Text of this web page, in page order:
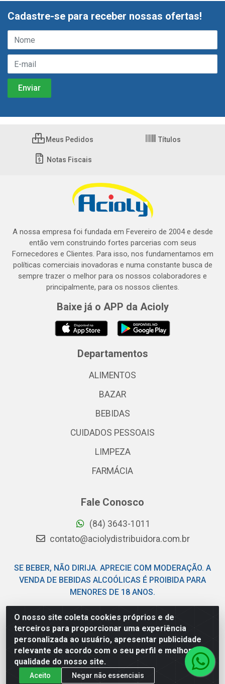
O nosso site coleta cookies próprios e de
terceiros para proporcionar uma experiência
personalizada ao usuário, apresentar publicidade
relevante de acordo com o seu perfil e melhorar a
qualidade do nosso site.
Aceito Negar não essenciais
Cadastre-se para receber nossas ofertas!
Meus Pedidos Títulos
Notas Fiscais
A nossa empresa foi fundada em Fevereiro de 2004 e desde
então vem construindo fortes parcerias com seus
Fornecedores e Clientes. Para isso, nos fundamentamos em
políticas comerciais inovadoras e numa constante busca de
sempre trazer o melhor para os nossos colaboradores e
principalmente, para os nossos clientes.
Baixe já o APP da Acioly
Departamentos
ALIMENTOS
BAZAR
BEBIDAS
CUIDADOS PESSOAIS
LIMPEZA
FARMÁCIA
Fale Conosco
(84) 3643-1011
contato@aciolydistribuidora.com.br
SE BEBER, NÃO DIRIJA. APRECIE COM MODERAÇÃO. A
VENDA DE BEBIDAS ALCOÓLICAS É PROIBIDA PARA
MENORES DE 18 ANOS.
Acioly Distribuidora - Av Piloto Pereira Tim - Parque de
Exposições - Parnamirim/RN - CEP 59146-480 - CNPJ
06.029.901/0001-92